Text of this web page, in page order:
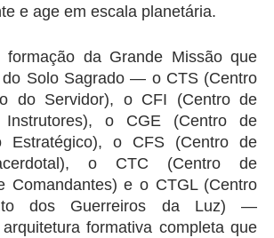
e age em escala planetária.
formação da Grande Missão que
do Solo Sagrado — o CTS (Centro
do Servidor), o CFI (Centro de
Instrutores), o CGE (Centro de
Estratégico), o CFS (Centro de
o CTC (Centro de
Comandantes) e o CTGL (Centro
dos Guerreiros da Luz) —
formativa completa que